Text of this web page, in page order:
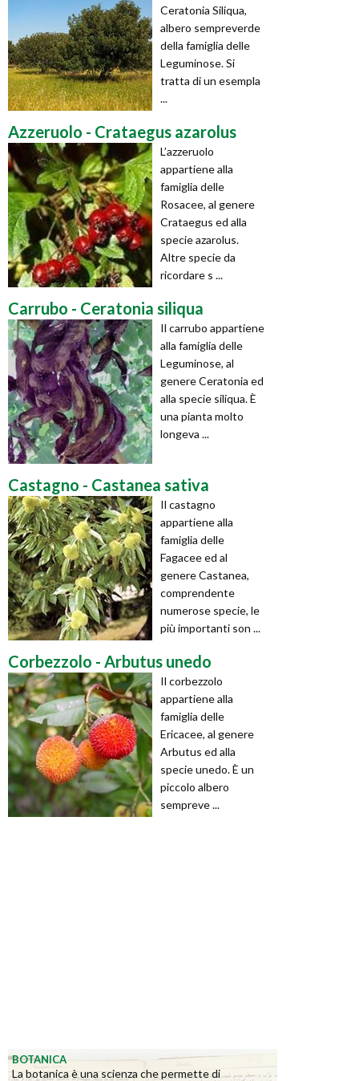
Ceratonia Siliqua,
albero sempreverde
della famiglia delle
Leguminose. Si
tratta di un esempla
...
Azzeruolo - Crataegus azarolus
L’azzeruolo
appartiene alla
famiglia delle
Rosacee, al genere
Crataegus ed alla
specie azarolus.
Altre specie da
ricordare s ...
Carrubo - Ceratonia siliqua
Il carrubo appartiene
alla famiglia delle
Leguminose, al
genere Ceratonia ed
alla specie siliqua. È
una pianta molto
longeva ...
Castagno - Castanea sativa
Il castagno
appartiene alla
famiglia delle
Fagacee ed al
genere Castanea,
comprendente
numerose specie, le
più importanti son ...
Corbezzolo - Arbutus unedo
Il corbezzolo
appartiene alla
famiglia delle
Ericacee, al genere
Arbutus ed alla
specie unedo. È un
piccolo albero
sempreve ...
BOTANICA
La botanica è una scienza che permette di